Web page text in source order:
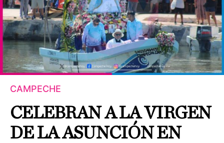
CAMPECHE
CELEBRAN A LA VIRGEN
DE LA ASUNCIÓN EN